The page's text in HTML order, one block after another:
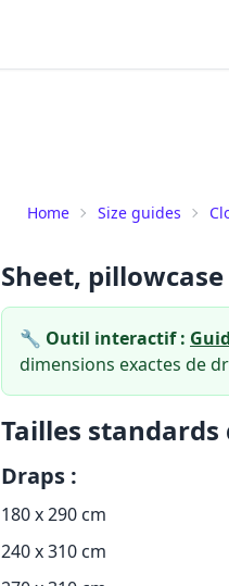
Home
Size guides
Sheet,
🔧 Outil interactif :
dimensions exactes de
Tailles
Draps :
180 x 290 cm
240 x 310 cm